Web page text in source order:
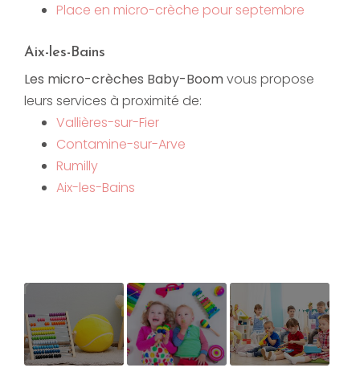
Place en micro-crèche pour septembre
Aix-les-Bains
Les micro-crèches Baby-Boomvous propose
leurs services à proximité de:
Vallières-sur-Fier
Contamine-sur-Arve
Rumilly
Aix-les-Bains